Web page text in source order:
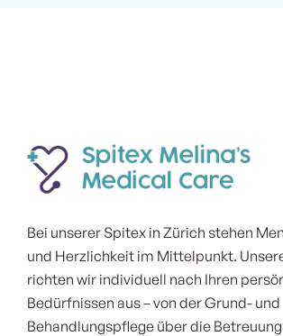
Bei unserer Spitex in Zürich stehen
und Herzlichkeit im Mittelpunkt.
richten wir individuell nach Ihren
Bedürfnissen aus – von der Grund- und
Behandlungspflege über die